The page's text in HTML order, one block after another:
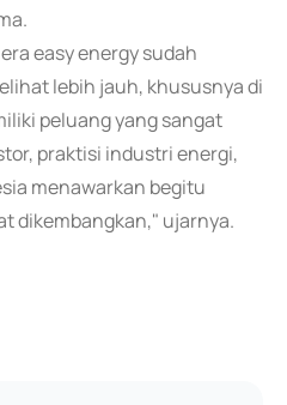
easy energy sudah
lebih jauh, khususnya di
peluang yang sangat
praktisi industri energi,
menawarkan begitu
dikembangkan," ujarnya.